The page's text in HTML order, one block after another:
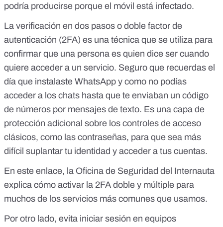
podría producirse porque el móvil está infectado.
La verificación en dos pasos o doble factor de
autenticación (2FA) es una técnica que se utiliza para
confirmar que una persona es quien dice ser cuando
quiere acceder a un servicio. Seguro que recuerdas el
día que instalaste WhatsApp y como no podías
acceder a los chats hasta que te enviaban un código
de números por mensajes de texto. Es una capa de
protección adicional sobre los controles de acceso
clásicos, como las contraseñas, para que sea más
difícil suplantar tu identidad y acceder a tus cuentas.
En este enlace, la Oficina de Seguridad del Internauta
explica cómo activar la 2FA doble y múltiple para
muchos de los servicios más comunes que usamos.
Por otro lado, evita iniciar sesión en equipos